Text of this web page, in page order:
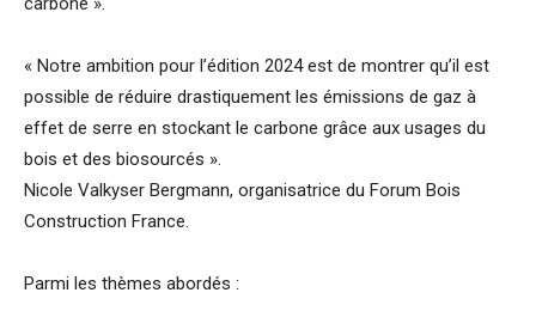
« Notre ambition pour l’édition 2024 est de montrer qu’il est
possible de réduire drastiquement les émissions de gaz à
effet de serre en stockant le carbone grâce aux usages du
bois et des biosourcés ».
Nicole Valkyser Bergmann, organisatrice du Forum Bois
Construction France.
Parmi les thèmes abordés :